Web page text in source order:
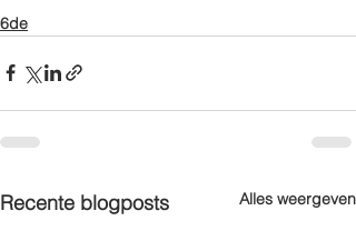
6de
Recente blogposts Alles weergeven